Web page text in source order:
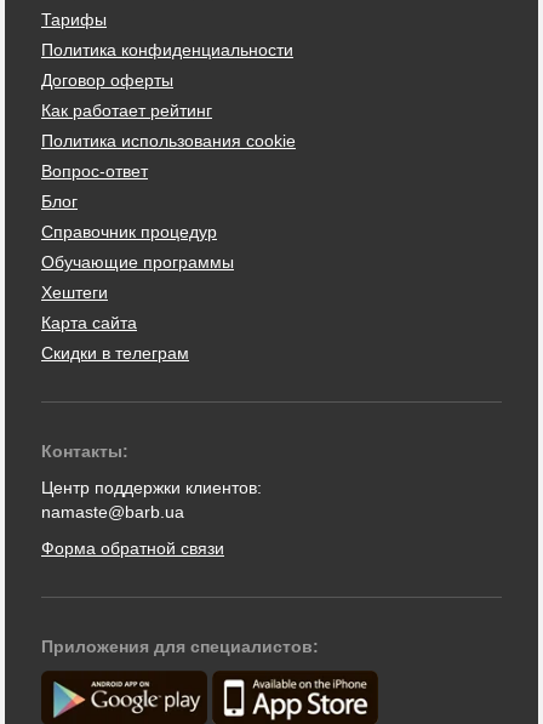
Тарифы
Политика конфиденциальности
Договор оферты
Как работает рейтинг
Политика использования cookie
Вопрос-ответ
Блог
Справочник процедур
Обучающие программы
Хештеги
Карта сайта
Скидки в телеграм
Контакты:
Центр поддержки клиентов:
namaste@barb.ua
Форма обратной связи
Приложения для специалистов: